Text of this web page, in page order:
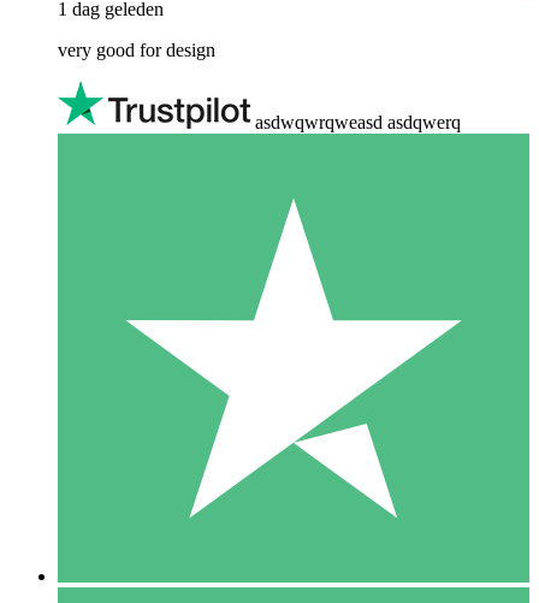
1 dag geleden
very good for design
asdwqwrqweasd asdqwerq